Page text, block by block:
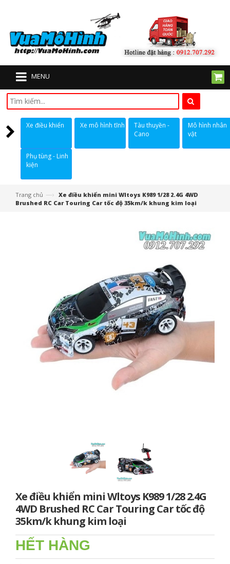
MENU
Xe điều khiển Xe mô hình tĩnh
Tàu thuyền -
Cano
Mô hình nhân
vật
Phụ tùng - Linh
kiện
Trang chủ —› Xe điều khiển mini Wltoys K989 1/28 2.4G 4WD
Brushed RC Car Touring Car tốc độ 35km/k khung kim loại
Xe điều khiển mini Wltoys K989 1/28 2.4G
4WD Brushed RC Car Touring Car tốc độ
35km/k khung kim loại
HẾT HÀNG